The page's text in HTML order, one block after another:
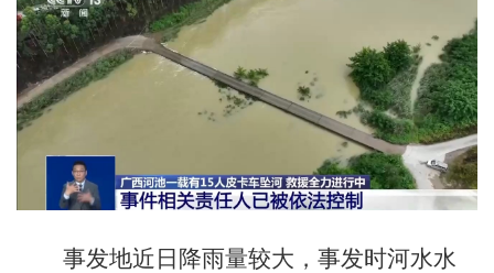
事发地近日降雨量较大，事发时河水水